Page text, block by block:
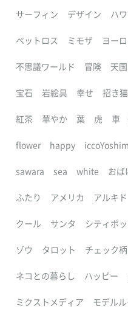
サーフィン デザイン ハ
ペットロス ミモザ ヨー
不思議ワールド 冒険 天国
宝石 岩絵具 幸せ 招き猫
紅茶 華やか 葉 虎 車
flower happy
sawara sea white おば
ふたり アメリカ アルキド
クール サンタ シティポ
ゾウ タロット チェック柄
ネコとの暮らし ハッピー
ミクストメディア モデル